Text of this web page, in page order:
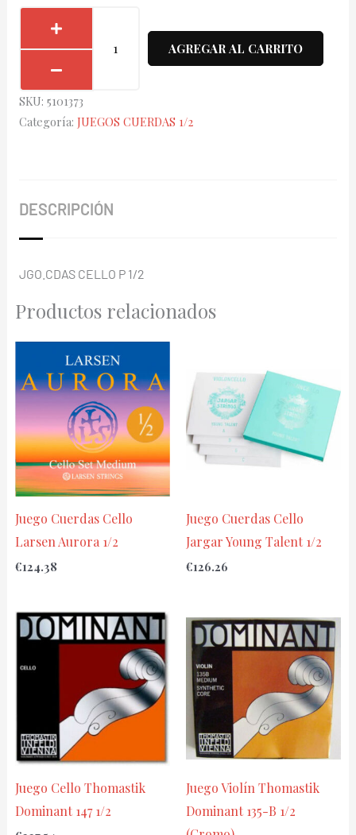
cantidad
AGREGAR AL CARRITO
SKU: 5101373
Categoría: JUEGOS CUERDAS 1/2
DESCRIPCIÓN
JGO.CDAS CELLO P 1/2
Productos relacionados
Juego Cuerdas Cello
Larsen Aurora 1/2
€124.38
Juego Cuerdas Cello
Jargar Young Talent 1/2
€126.26
Juego Cello Thomastik
Dominant 147 1/2
Juego Violín Thomastik
Dominant 135-B 1/2